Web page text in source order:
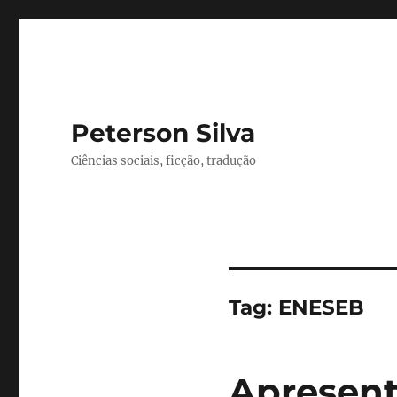
Peterson Silva
Ciências sociais, ficção, tradução
Tag: ENESEB